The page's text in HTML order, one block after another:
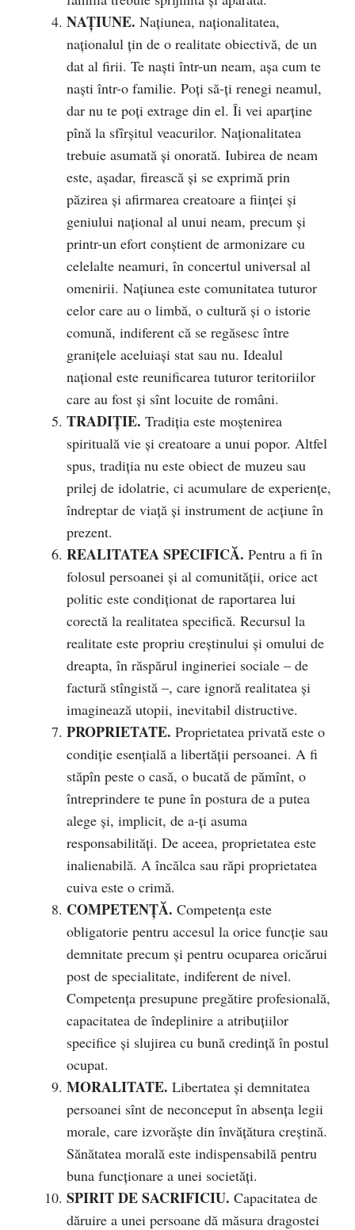
NAŢIUNE. Naţiunea, naţionalitatea,
naţionalul ţin de o realitate obiectivă, de un
dat al firii. Te naști într-un neam, așa cum te
naști într-o familie. Poți să-ți renegi neamul,
dar nu te poți extrage din el. Îi vei aparține
pînă la sfîrșitul veacurilor. Naționalitatea
trebuie asumată și onorată. Iubirea de neam
este, așadar, firească și se exprimă prin
păzirea şi afirmarea creatoare a fiinţei şi
geniului naţional al unui neam, precum şi
printr-un efort conştient de armonizare cu
celelalte neamuri, în concertul universal al
omenirii. Națiunea este comunitatea tuturor
celor care au o limbă, o cultură și o istorie
comună, indiferent că se regăsesc între
granițele aceluiași stat sau nu. Idealul
național este reunificarea tuturor teritoriilor
care au fost și sînt locuite de români.
TRADIŢIE. Tradiția este moștenirea
spirituală vie și creatoare a unui popor. Altfel
spus, tradiția nu este obiect de muzeu sau
prilej de idolatrie, ci acumulare de experiențe,
îndreptar de viață și instrument de acțiune în
prezent.
REALITATEA SPECIFICĂ. Pentru a fi în
folosul persoanei și al comunității, orice act
politic este condiționat de raportarea lui
corectă la realitatea specifică. Recursul la
realitate este propriu creștinului și omului de
dreapta, în răspărul ingineriei sociale – de
factură stîngistă –, care ignoră realitatea și
imaginează utopii, inevitabil distructive.
PROPRIETATE. Proprietatea privată este o
condiție esențială a libertății persoanei. A fi
stăpîn peste o casă, o bucată de pămînt, o
întreprindere te pune în postura de a putea
alege și, implicit, de a-ți asuma
responsabilități. De aceea, proprietatea este
inalienabilă. A încălca sau răpi proprietatea
cuiva este o crimă.
COMPETENŢĂ. Competența este
obligatorie pentru accesul la orice funcție sau
demnitate precum și pentru ocuparea oricărui
post de specialitate, indiferent de nivel.
Competența presupune pregătire profesională,
capacitatea de îndeplinire a atribuțiilor
specifice și slujirea cu bună credință în postul
ocupat.
MORALITATE. Libertatea și demnitatea
persoanei sînt de neconceput în absența legii
morale, care izvorăște din învățătura creștină.
Sănătatea morală este indispensabilă pentru
buna funcționare a unei societăți.
SPIRIT DE SACRIFICIU. Capacitatea de
dăruire a unei persoane dă măsura dragostei